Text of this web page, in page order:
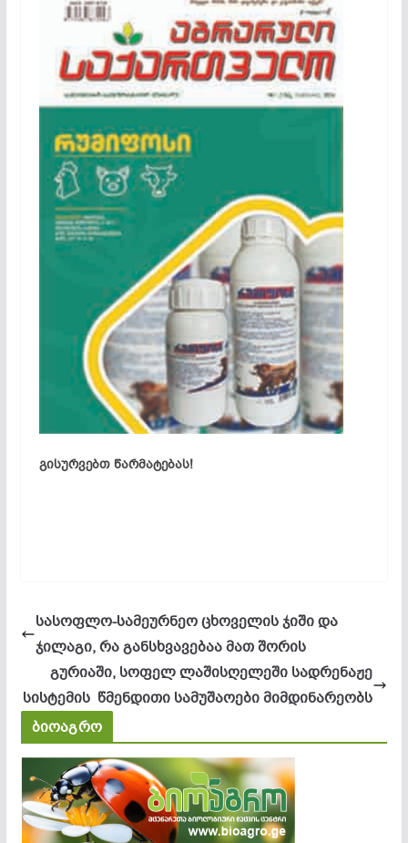
გისურვებთ წარმატებას!
სასოფლო-სამეურნეო ცხოველის ჯიში და
ჯილაგი, რა განსხვავებაა მათ შორის
გურიაში, სოფელ ლაშისღელეში სადრენაჟე
სისტემის წმენდითი სამუშაოები მიმდინარეობს
ბიოაგრო